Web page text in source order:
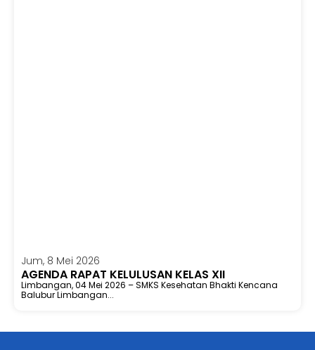
Jum, 8 Mei 2026
AGENDA RAPAT KELULUSAN KELAS XII
Limbangan, 04 Mei 2026 – SMKS Kesehatan Bhakti Kencana
Balubur Limbangan...